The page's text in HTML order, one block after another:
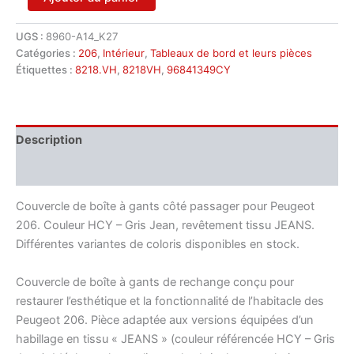
de
Couvercle
de
boîte
à
206
96841349CY
UGS : 8960-A14_K27
Catégories : 206, Intérieur, Tableaux de bord et leurs pièces
Étiquettes : 8218.VH, 8218VH, 96841349CY
Description
Couvercle de boîte à gants côté passager pour Peugeot
206. Couleur HCY – Gris Jean, revêtement tissu JEANS.
Différentes variantes de coloris disponibles en stock.
Couvercle de boîte à gants de rechange conçu pour
restaurer l’esthétique et la fonctionnalité de l’habitacle des
Peugeot 206. Pièce adaptée aux versions équipées d’un
habillage en tissu « JEANS » (couleur référencée HCY – Gris